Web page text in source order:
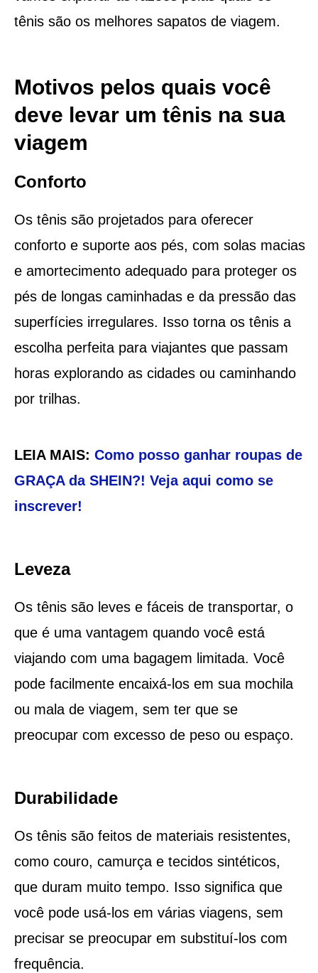
tênis são os melhores sapatos de viagem.
Motivos pelos quais você
deve levar um tênis na sua
viagem
Conforto
Os tênis são projetados para oferecer
conforto e suporte aos pés, com solas macias
e amortecimento adequado para proteger os
pés de longas caminhadas e da pressão das
superfícies irregulares. Isso torna os tênis a
escolha perfeita para viajantes que passam
horas explorando as cidades ou caminhando
por trilhas.
LEIA MAIS: Como posso ganhar roupas de
GRAÇA da SHEIN?! Veja aqui como se
inscrever!
Leveza
Os tênis são leves e fáceis de transportar, o
que é uma vantagem quando você está
viajando com uma bagagem limitada. Você
pode facilmente encaixá-los em sua mochila
ou mala de viagem, sem ter que se
preocupar com excesso de peso ou espaço.
Durabilidade
Os tênis são feitos de materiais resistentes,
como couro, camurça e tecidos sintéticos,
que duram muito tempo. Isso significa que
você pode usá-los em várias viagens, sem
precisar se preocupar em substituí-los com
frequência.